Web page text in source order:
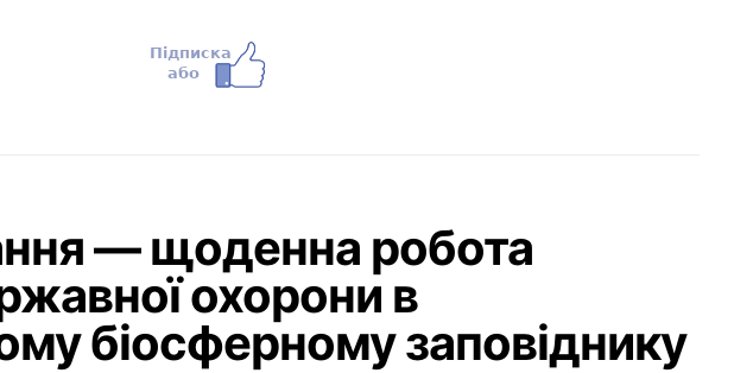
— щоденна робота
охорони в
біосферному заповіднику